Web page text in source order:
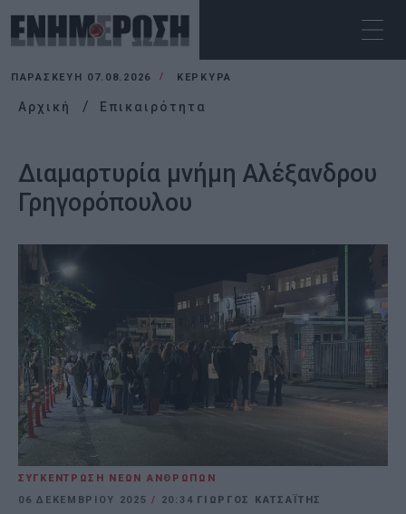
ΠΑΡΑΣΚΕΥΉ 07.08.2026 ΚΕΡΚΥΡΑ
Αρχική Επικαιρότητα
Διαμαρτυρία μνήμη Αλέξανδρου
Γρηγορόπουλου
ΣΥΓΚΕΝΤΡΩΣΗ ΝΕΩΝ ΑΝΘΡΩΠΩΝ
06 ΔΕΚΕΜΒΡΊΟΥ 2025/ 20:34 ΓΙΩΡΓΟΣ ΚΑΤΣΑΪΤΗΣ